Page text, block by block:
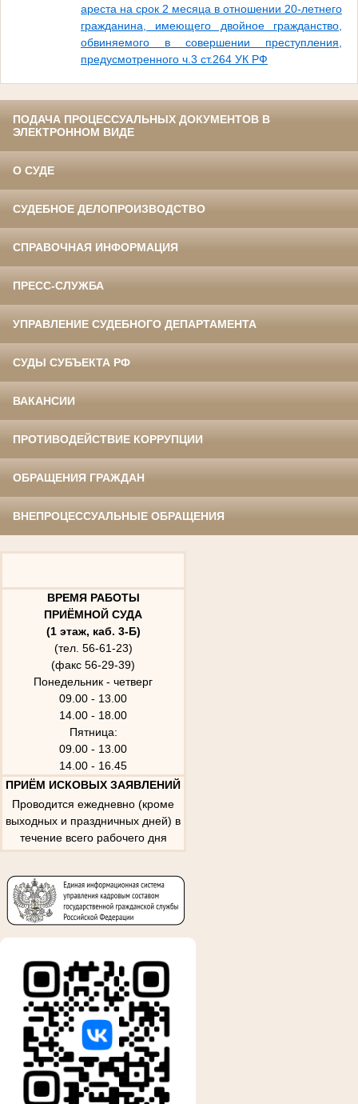
ареста на срок 2 месяца в отношении 20-летнего
гражданина, имеющего двойное гражданство,
обвиняемого в совершении преступления,
предусмотренного ч.3 ст.264 УК РФ
ПОДАЧА ПРОЦЕССУАЛЬНЫХ ДОКУМЕНТОВ В
ЭЛЕКТРОННОМ ВИДЕ
О СУДЕ
СУДЕБНОЕ ДЕЛОПРОИЗВОДСТВО
СПРАВОЧНАЯ ИНФОРМАЦИЯ
ПРЕСС-СЛУЖБА
УПРАВЛЕНИЕ СУДЕБНОГО ДЕПАРТАМЕНТА
СУДЫ СУБЪЕКТА РФ
ВАКАНСИИ
ПРОТИВОДЕЙСТВИЕ КОРРУПЦИИ
ОБРАЩЕНИЯ ГРАЖДАН
ВНЕПРОЦЕССУАЛЬНЫЕ ОБРАЩЕНИЯ
ВРЕМЯ РАБОТЫ
ПРИЁМНОЙ СУДА
(1 этаж, каб. 3-Б)
(тел. 56-61-23)
(факс 56-29-39)
Понедельник - четверг
09.00 - 13.00
14.00 - 18.00
Пятница:
09.00 - 13.00
14.00 - 16.45
ПРИЁМ ИСКОВЫХ ЗАЯВЛЕНИЙ
Проводится ежедневно (кроме
выходных и праздничных дней) в
течение всего рабочего дня